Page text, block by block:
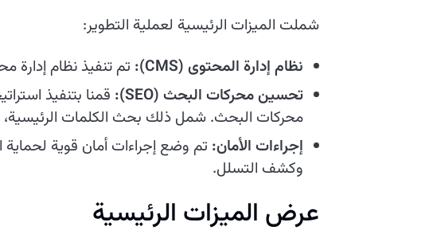
شملت الميزات الرئيسية لعملية التطوير:
نظام إدارة المحتوى (CMS):
تم تنفيذ نظام
تحسين محركات البحث (SEO):
قمنا بتنفيذ
محركات البحث. شمل ذلك بحث الكلمات الرئيسية،
إجراءات الأمان: تم وضع إجراءات أمان قوية
وكشف التسلل.
عرض الميزات الرئيسية